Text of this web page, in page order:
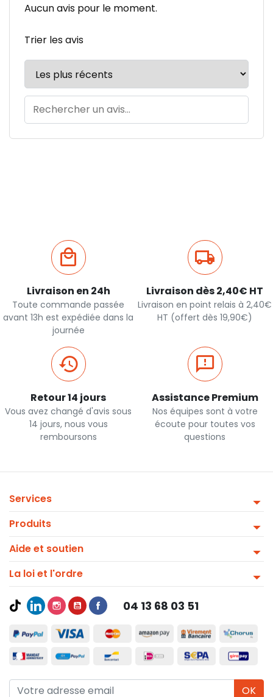
Aucun avis pour le moment.
Trier les avis
Livraison en 24h
Toute commande passée
avant 13h est expédiée dans la
journée
Livraison dès 2,40€ HT
Livraison en point relais à 2,40€
HT (offert dès 19,90€)
Retour 14 jours
Vous avez changé d'avis sous
14 jours, nous vous
remboursons
Assistance Premium
Nos équipes sont à votre
écoute pour toutes vos
questions
Services
Produits
Aide et soutien
La loi et l'ordre
04 13 68 03 51
OK